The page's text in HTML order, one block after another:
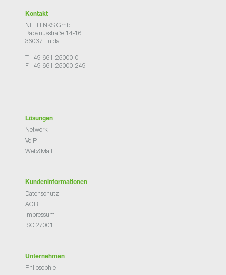
Kontakt
NETHINKS GmbH
Rabanusstraße 14-16
36037 Fulda
T +49-661-25000-0
F +49-661-25000-249
Lösungen
Network
VoIP
Web&Mail
Kundeninformationen
Datenschutz
AGB
Impressum
ISO 27001
Unternehmen
Philosophie